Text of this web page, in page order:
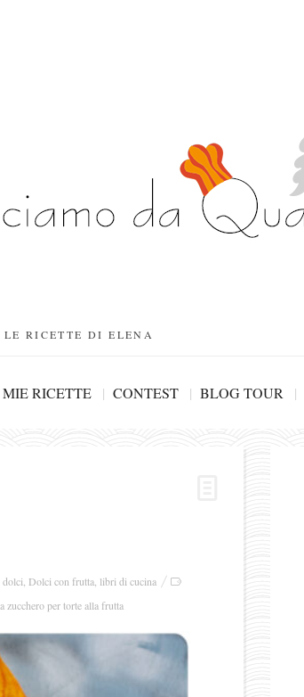
LE RICETTE DI ELENA
RICETTE CONTEST BLOG TOUR
dolci Dolci con frutta libri di cucina
zucchero per torte alla frutta